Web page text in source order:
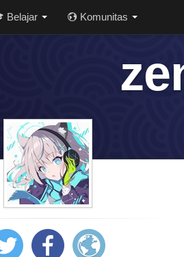
Belajar Komunitas